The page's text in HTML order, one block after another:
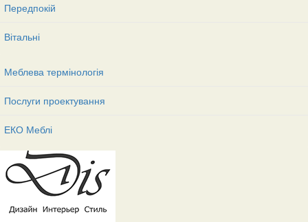
Передпокій
Вітальні
Меблева термінологія
Послуги проектування
ЕКО Меблі